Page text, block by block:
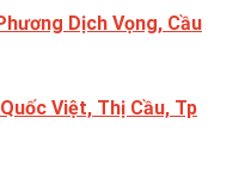
Dịch Vọng, Cầu
Việt, Thị Cầu, Tp